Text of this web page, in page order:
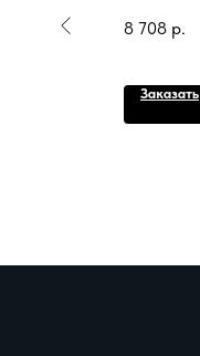
8 708 р.
Заказать